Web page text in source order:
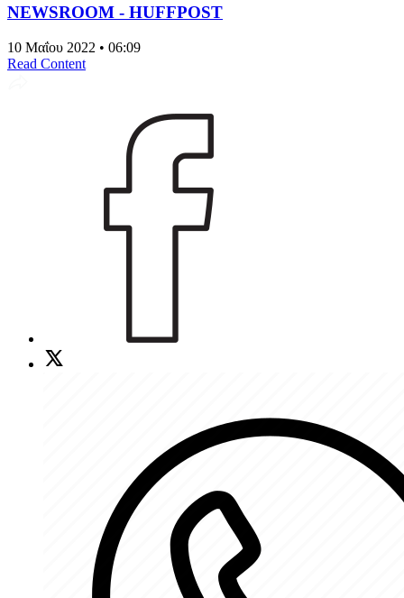
NEWSROOM - HUFFPOST
10 Μαΐου 2022 • 06:09
Read Content